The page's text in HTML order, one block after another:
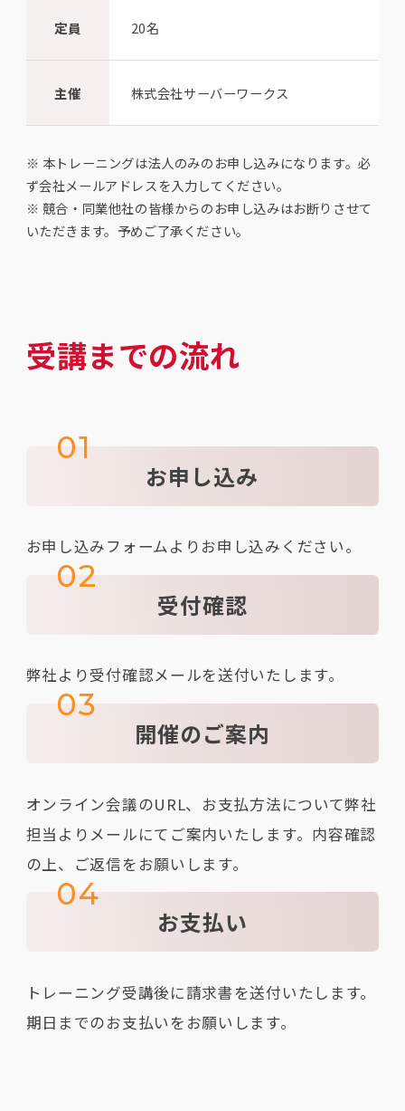
定員 20名
主催 株式会社サーバーワークス
※ 本トレーニングは法人のみのお申し込みになります。必
ず会社メールアドレスを入力してください。
※ 競合・同業他社の皆様からのお申し込みはお断りさせて
いただきます。予めご了承ください。
受講までの流れ
01
お申し込み
お申し込みフォームよりお申し込みください。
02
受付確認
弊社より受付確認メールを送付いたします。
03
開催のご案内
オンライン会議のURL、お支払方法について弊社
担当よりメールにてご案内いたします。内容確認
の上、ご返信をお願いします。
04
お支払い
トレーニング受講後に請求書を送付いたします。
期日までのお支払いをお願いします。